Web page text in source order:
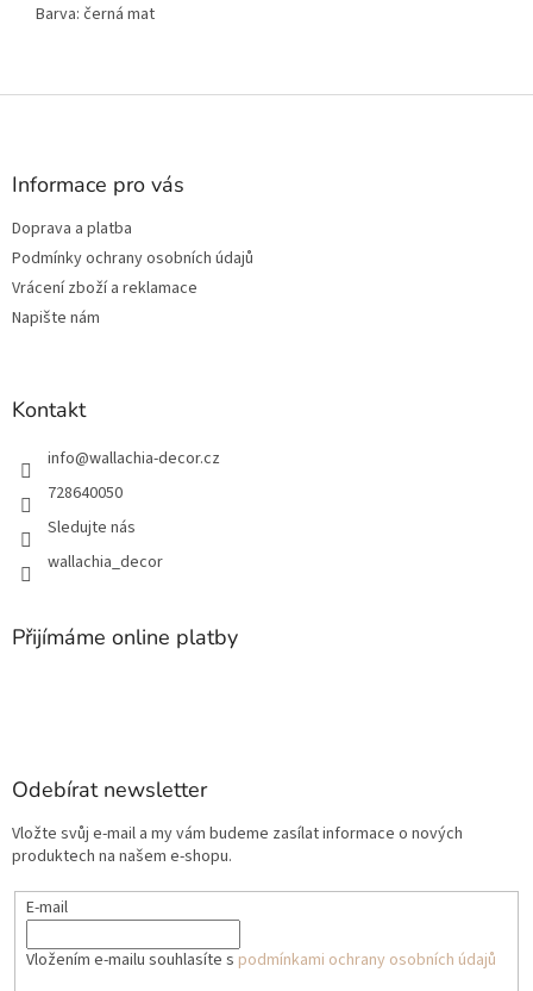
Barva: černá mat
Z
Informace pro vás
Doprava a platba
Podmínky ochrany osobních údajů
Vrácení zboží a reklamace
Napište nám
Kontakt
info@wallachia-decor.cz
728640050
Sledujte nás
wallachia_decor
Přijímáme online platby
Odebírat newsletter
Vložte svůj e-mail a my vám budeme zasílat informace o nových
produktech na našem e-shopu.
E-mail
Vložením e-mailu souhlasíte s podmínkami ochrany osobních údajů